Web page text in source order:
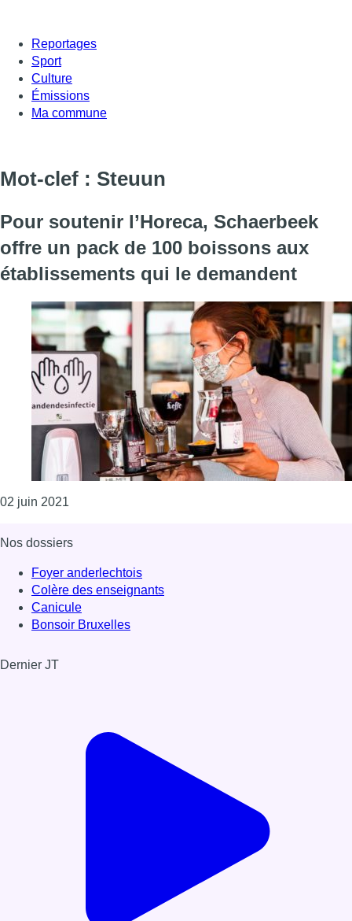
Reportages
Sport
Culture
Émissions
Ma commune
Mot-clef : Steuun
Pour soutenir l’Horeca, Schaerbeek
offre un pack de 100 boissons aux
établissements qui le demandent
02 juin 2021
Nos dossiers
Foyer anderlechtois
Colère des enseignants
Canicule
Bonsoir Bruxelles
Dernier JT